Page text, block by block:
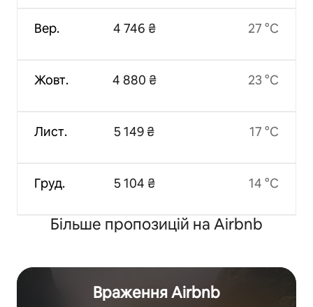
Вер.
Жовт.
Лист.
Груд.
4 746 ₴
4 880 ₴
5 149 ₴
5 104 ₴
27 °C
23 °C
17 °C
14 °C
Більше пропозицій на Airbnb
Враження Airbnb